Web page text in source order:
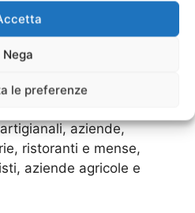
Nega
le preferenze
su misura.
invadono facilmente gli
aziende,
ristoranti e mense,
aziende agricole e